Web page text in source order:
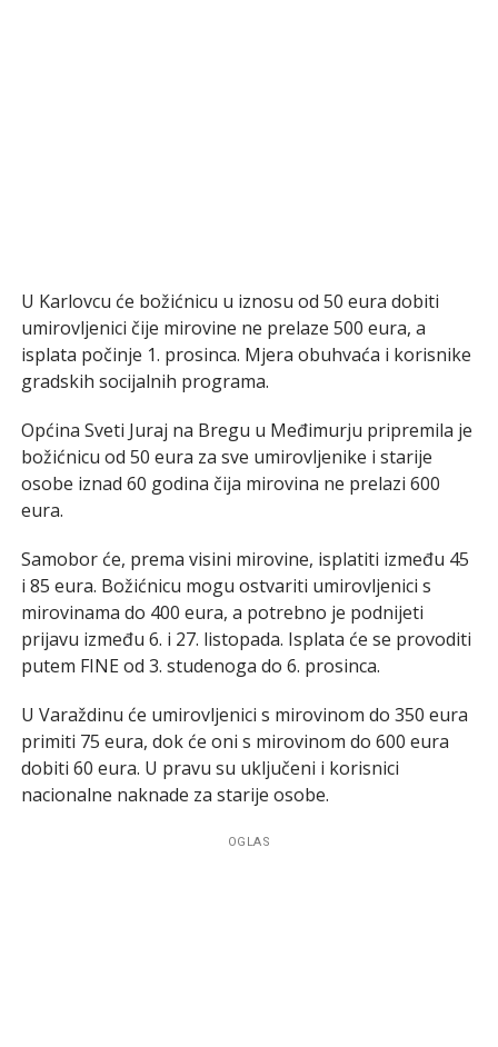
U Karlovcu će božićnicu u iznosu od 50 eura dobiti
umirovljenici čije mirovine ne prelaze 500 eura, a
isplata počinje 1. prosinca. Mjera obuhvaća i korisnike
gradskih socijalnih programa.
Općina Sveti Juraj na Bregu u Međimurju pripremila je
božićnicu od 50 eura za sve umirovljenike i starije
osobe iznad 60 godina čija mirovina ne prelazi 600
eura.
Samobor će, prema visini mirovine, isplatiti između 45
i 85 eura. Božićnicu mogu ostvariti umirovljenici s
mirovinama do 400 eura, a potrebno je podnijeti
prijavu između 6. i 27. listopada. Isplata će se provoditi
putem FINE od 3. studenoga do 6. prosinca.
U Varaždinu će umirovljenici s mirovinom do 350 eura
primiti 75 eura, dok će oni s mirovinom do 600 eura
dobiti 60 eura. U pravu su uključeni i korisnici
nacionalne naknade za starije osobe.
OGLAS